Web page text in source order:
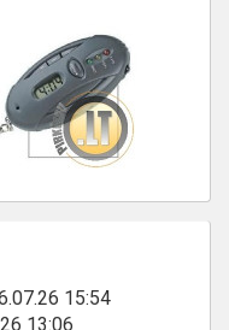
15:54
13:06